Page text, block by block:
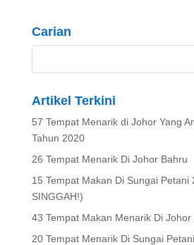
Carian
Artikel Terkini
57 Tempat Menarik di Johor Yang
Tahun 2020
26 Tempat Menarik Di Johor Bahru
15 Tempat Makan Di Sungai Petani
SINGGAH!)
43 Tempat Makan Menarik Di Johor
20 Tempat Menarik Di Sungai